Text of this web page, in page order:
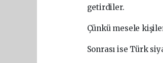
getirdiler.
Çünkü mesele
Sonrası ise Türk